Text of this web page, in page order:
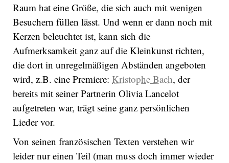
Raum hat eine Größe, die sich auch mit wenigen
Besuchern füllen lässt. Und wenn er dann noch mit
Kerzen beleuchtet ist, kann sich die
Aufmerksamkeit ganz auf die Kleinkunst richten,
die dort in unregelmäßigen Abständen angeboten
wird, z.B. eine Premiere: Kristophe Bach, der
bereits mit seiner Partnerin Olivia Lancelot
aufgetreten war, trägt seine ganz persönlichen
Lieder vor.
Von seinen französischen Texten verstehen wir
leider nur einen Teil (man muss doch immer wieder